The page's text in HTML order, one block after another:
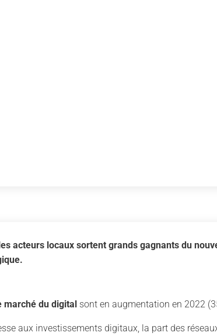
acteurs locaux sortent grands gagnants du
marché du digital sont en augmentation en 2022
aux investissements digitaux, la part des